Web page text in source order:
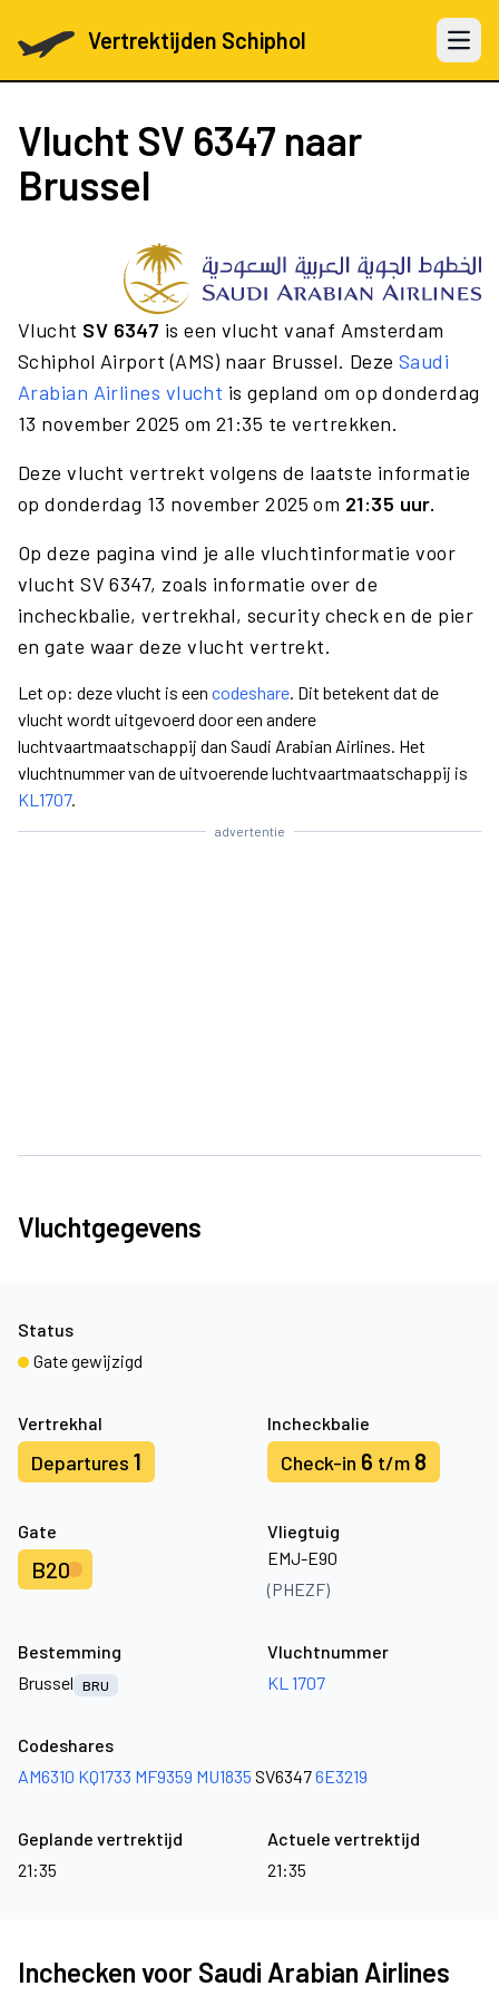
Vertrektijden Schiphol Open
Vlucht SV 6347 naar
Brussel
Vlucht SV 6347 is een vlucht vanaf Amsterdam
Schiphol Airport (AMS) naar Brussel. Deze Saudi
Arabian Airlines vlucht is gepland om op donderdag
13 november 2025 om 21:35 te vertrekken.
Deze vlucht vertrekt volgens de laatste informatie
op donderdag 13 november 2025 om 21:35 uur.
Op deze pagina vind je alle vluchtinformatie voor
vlucht SV 6347, zoals informatie over de
incheckbalie, vertrekhal, security check en de pier
en gate waar deze vlucht vertrekt.
Let op: deze vlucht is een codeshare. Dit betekent dat de
vlucht wordt uitgevoerd door een andere
luchtvaartmaatschappij dan Saudi Arabian Airlines. Het
vluchtnummer van de uitvoerende luchtvaartmaatschappij is
KL1707.
advertentie
Vluchtgegevens
Vertrekhal
Departures 1
Incheckbalie
Check-in 6 t/m 8
Gate
B20
Vliegtuig
EMJ-E90
(PHEZF)
Status
Gate gewijzigd
Bestemming
Brussel
BRU
Vluchtnummer
KL 1707
Codeshares
AM6310 KQ1733 MF9359 MU1835 SV63476E3219
Geplande vertrektijd
21:35
Actuele vertrektijd
21:35
Inchecken voor Saudi Arabian Airlines